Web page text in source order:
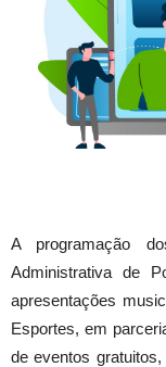
A programação
Administrativa de
apresentações
Esportes, em
de eventos